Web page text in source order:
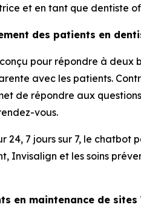
et en tant que dentiste
des patients en
pour répondre à deux
avec les patients.
de répondre aux
vous.
24, 7 jours sur 7, le
Invisalign et les soins
en maintenance de sites